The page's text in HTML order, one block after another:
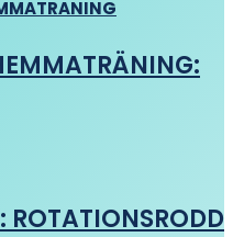
ROTATIONSRODD